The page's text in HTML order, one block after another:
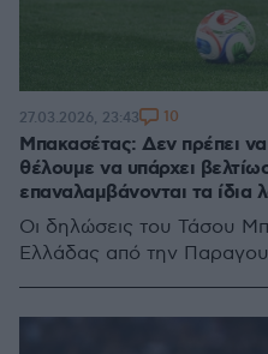
Μπακασέτας: Δεν πρέπει
θέλουμε να υπάρχει
επαναλαμβάνονται τα ίδια
Οι δηλώσεις του Τάσου
Ελλάδας από την
27.03.2026, 23:43 10